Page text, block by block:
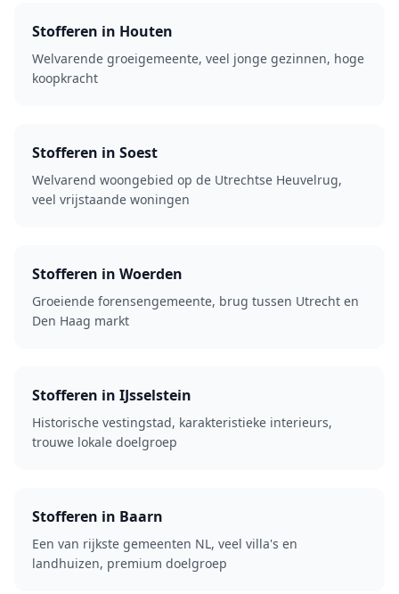
Stofferen in Houten
Welvarende groeigemeente, veel jonge gezinnen, hoge
koopkracht
Stofferen in Soest
Welvarend woongebied op de Utrechtse Heuvelrug,
veel vrijstaande woningen
Stofferen in Woerden
Groeiende forensengemeente, brug tussen Utrecht en
Den Haag markt
Stofferen in IJsselstein
Historische vestingstad, karakteristieke interieurs,
trouwe lokale doelgroep
Stofferen in Baarn
Een van rijkste gemeenten NL, veel villa's en
landhuizen, premium doelgroep